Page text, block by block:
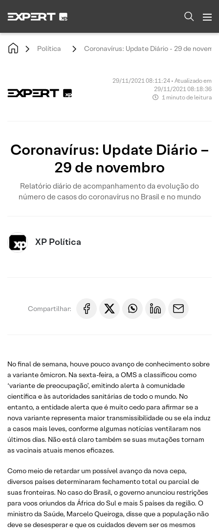
Política Coronavírus: Update Diário - 29 de
29/11/2021 08:11:24 • Atualizado em
29/11/2021 08:18:36
1 minuto de leitura
Coronavírus: Update Diário –
29 de novembro
Relatório diário de acompanhamento da evolução do
número de casos do coronavírus no Brasil e no mundo
XP Política
Compartilhar:
No final de semana, houve pouco avanço de conhecimento sobre
a variante ômicron. Na sexta-feira, a OMS a classificou como
‘variante de preocupação’, emitindo alerta à comunidade
científica e às autoridades sanitárias de todo o mundo. No
entanto, a entidade alerta que é muito cedo para afirmar se a
nova variante representa maior transmissibilidade ou se ela induz
a casos mais leves, conforme algumas notícias ventilaram nos
últimos dias. Não está claro também se suas mutações tornam
as vacinais atuais menos eficazes.
Como meio de retardar um possível avanço da nova cepa,
diversos países determinaram fechamento total ou parcial de
suas fronteiras. No caso do Brasil, o governo anunciou restrições
para voos oriundos da África do Sul e mais 5 países da região. O
ministro da Saúde, Marcelo Queiroga, disse que a população não
deve se desesperar e que os cuidados devem ser os mesmos